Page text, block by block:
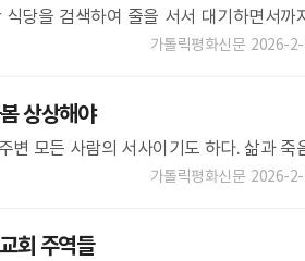
당을 검색하여 줄을 서서 대기하면서까
가톨릭평화신문 2026-2-
상상해야
변 모든 사람의 서사이기도 하다. 삶과 죽
죽음은 별스러운 것이 아니다. 어느 날 부
가톨릭평화신문 2026-2-
회 주역들